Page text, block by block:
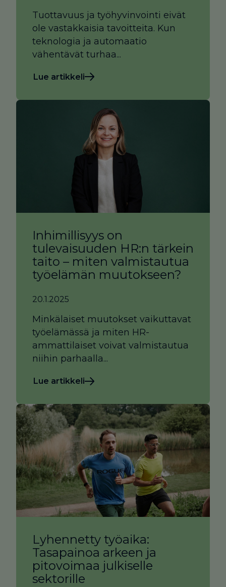
Tuottavuus ja työhyvinvointi eivät
ole vastakkaisia tavoitteita. Kun
teknologia ja automaatio
vähentävät turhaa...
Lue artikkeli
Inhimillisyys on
tulevaisuuden HR:n tärkein
taito – miten valmistautua
työelämän muutokseen?
20.1.2025
Minkälaiset muutokset vaikuttavat
työelämässä ja miten HR-
ammattilaiset voivat valmistautua
niihin parhaalla...
Lue artikkeli
Lyhennetty työaika:
Tasapainoa arkeen ja
pitovoimaa julkiselle
sektorille